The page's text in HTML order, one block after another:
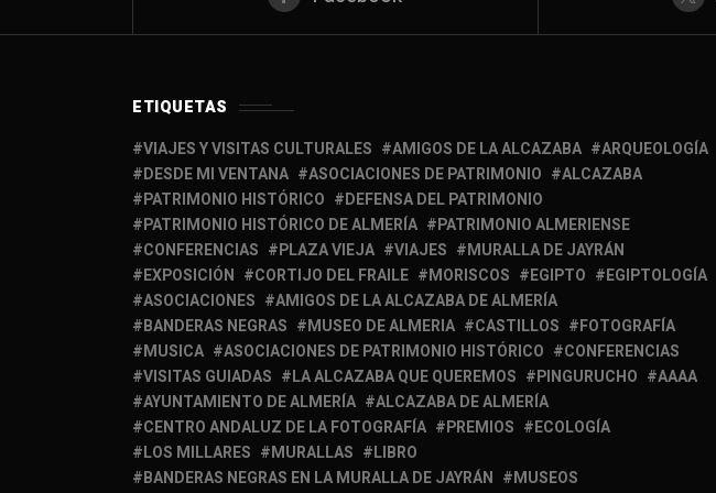
ETIQUETAS
VIAJES Y VISITAS CULTURALES
AMIGOS DE LA ALCAZABA
ARQUEOLOGÍA
DESDE MI VENTANA
ASOCIACIONES DE PATRIMONIO
ALCAZABA
PATRIMONIO HISTÓRICO
DEFENSA DEL PATRIMONIO
PATRIMONIO HISTÓRICO DE ALMERÍA
PATRIMONIO ALMERIENSE
CONFERENCIAS
PLAZA VIEJA VIAJES
MURALLA DE JAYRÁN
EXPOSICIÓN
CORTIJO DEL FRAILE MORISCOS EGIPTO
EGIPTOLOGÍA
ASOCIACIONES
AMIGOS DE LA ALCAZABA DE ALMERÍA
BANDERAS NEGRAS
MUSEO DE ALMERIA CASTILLOS
FOTOGRAFÍA
MUSICA
ASOCIACIONES DE PATRIMONIO HISTÓRICO
CONFERENCIAS
VISITAS GUIADAS
LA ALCAZABA QUE QUEREMOS PINGURUCHO
AAAA
AYUNTAMIENTO DE ALMERÍA
ALCAZABA DE ALMERÍA
CENTRO ANDALUZ DE LA FOTOGRAFÍA
PREMIOS
ECOLOGÍA
LOS MILLARES
MURALLAS
LIBRO
BANDERAS NEGRAS EN LA MURALLA DE JAYRÁN
MUSEOS